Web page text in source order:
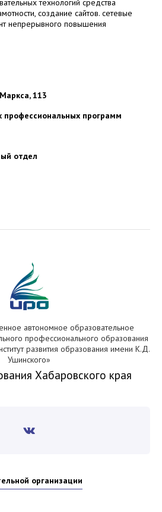
технологий средства
создание сайтов. сетевые
непрерывного повышения
113
профессиональных программ
отдел
автономное образовательное
профессионального образования
развития образования имени К.Д.
Ушинского»
Хабаровского края
организации